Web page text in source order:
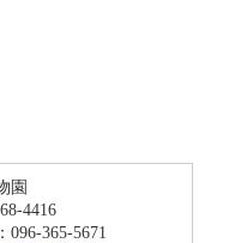
園
4416
096-365-5671